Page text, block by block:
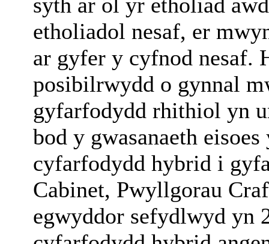
etholiadol nesaf, er
ar gyfer y cyfnod nesaf.
posibilrwydd o gynnal
gyfarfodydd rhithiol yn
bod y gwasanaeth
cyfarfodydd hybrid i
Cabinet, Pwyllgorau
egwyddor sefydlwyd yn